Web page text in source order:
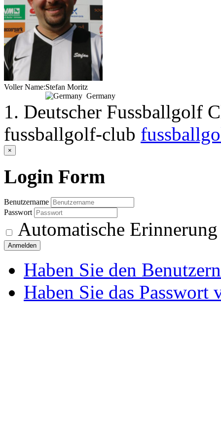
Voller Name:Stefan Moritz
Germany
1. Deutscher Fussballgolf
fussballgolf-club
×
Login Form
Benutzername
Passwort
Automatische Erinnerung
Anmelden
Haben Sie den
Haben Sie das Passwort